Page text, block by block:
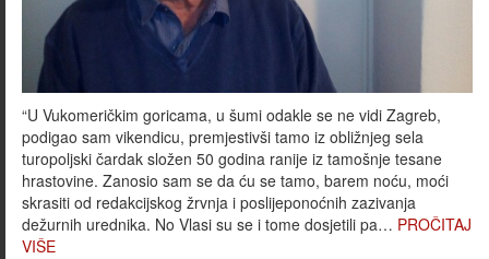
“U Vukomeričkim goricama, u šumi odakle se ne vidi Zagreb,
podigao sam vikendicu, premjestivši tamo iz obližnjeg sela
turopoljski čardak složen 50 godina ranije iz tamošnje tesane
hrastovine. Zanosio sam se da ću se tamo, barem noću, moći
skrasiti od redakcijskog žrvnja i poslijeponoćnih zazivanja
dežurnih urednika. No Vlasi su se i tome dosjetili pa… PROČITAJ
VIŠE